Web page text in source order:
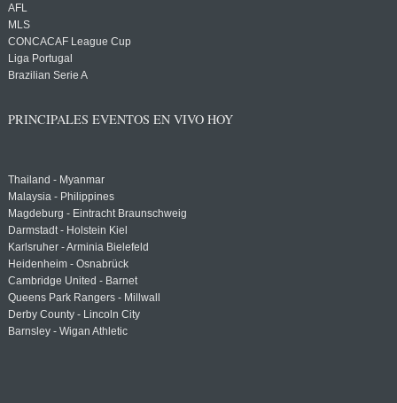
AFL
MLS
CONCACAF League Cup
Liga Portugal
Brazilian Serie A
PRINCIPALES EVENTOS EN VIVO HOY
Thailand - Myanmar
Malaysia - Philippines
Magdeburg - Eintracht Braunschweig
Darmstadt - Holstein Kiel
Karlsruher - Arminia Bielefeld
Heidenheim - Osnabrück
Cambridge United - Barnet
Queens Park Rangers - Millwall
Derby County - Lincoln City
Barnsley - Wigan Athletic